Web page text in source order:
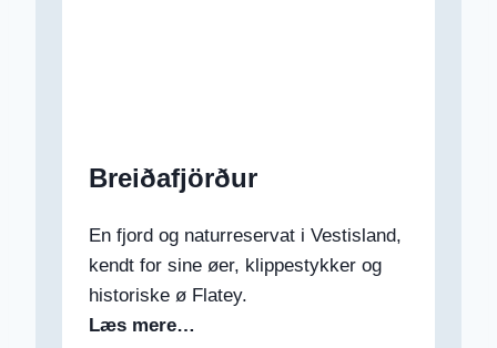
Breiðafjörður
En fjord og naturreservat i Vestisland,
kendt for sine øer, klippestykker og
historiske ø Flatey.
Læs mere…